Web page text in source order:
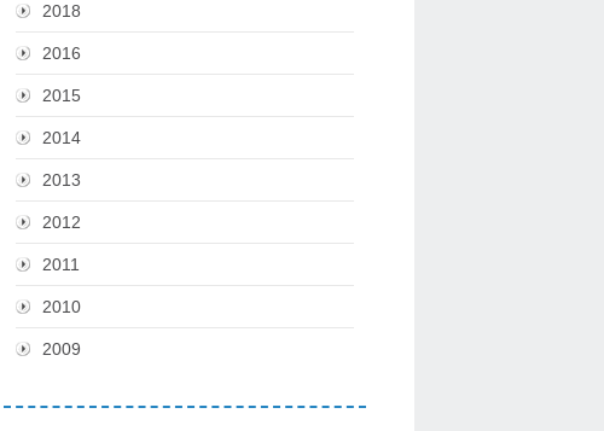
2018
2016
2015
2014
2013
2012
2011
2010
2009